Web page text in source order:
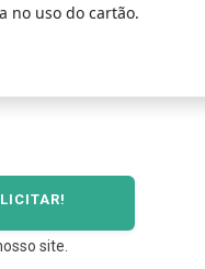
no uso do cartão.
site.